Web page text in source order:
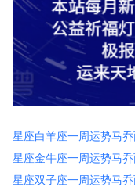
星座白羊座一周运势马
星座金牛座一周运势马
星座双子座一周运势马